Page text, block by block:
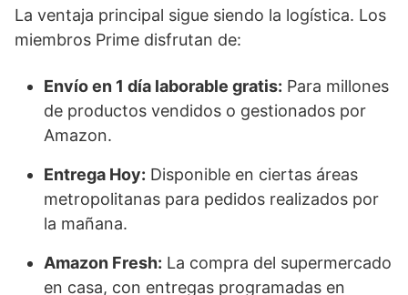
La ventaja principal sigue siendo la logística. Los
miembros Prime disfrutan de:
Envío en 1 día laborable gratis: Para millones
de productos vendidos o gestionados por
Amazon.
Entrega Hoy: Disponible en ciertas áreas
metropolitanas para pedidos realizados por
la mañana.
Amazon Fresh: La compra del supermercado
en casa, con entregas programadas en